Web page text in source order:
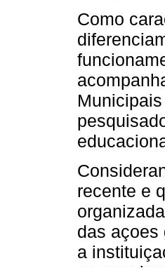
Como
recente e
das açoes
a